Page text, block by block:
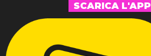
SCARICA L'APP